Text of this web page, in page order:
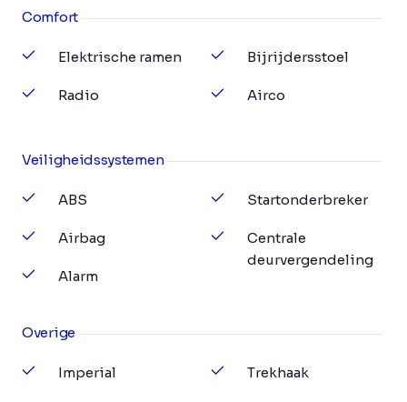
Comfort
Elektrische ramen
Radio
Bijrijdersstoel
Airco
Veiligheidssystemen
ABS
Airbag
Alarm
Startonderbreker
Centrale
deurvergendeling
Overige
Imperial Trekhaak